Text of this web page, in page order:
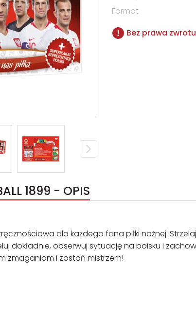
Format
Bez prawa zwrotu
1899 - OPIS
dla każdego fana piłki nożnej.
dokładnie, obserwuj sytuację na boisku i
zmaganiom i zostań mistrzem!